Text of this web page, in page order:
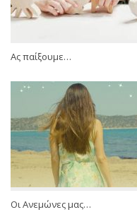
Ας παίξουμε…
Οι Ανεμώνες μας…